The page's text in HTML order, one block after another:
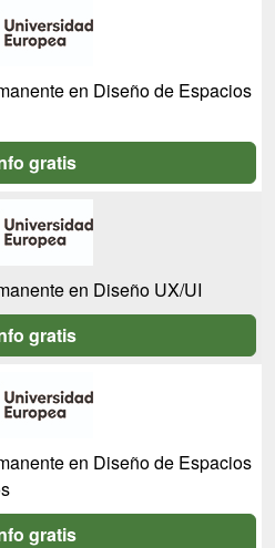
en Diseño de Espacios
gratis
en Diseño UX/UI
gratis
en Diseño de Espacios
gratis